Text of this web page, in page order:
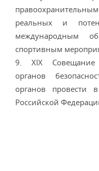
реальных и
международным
спортивным
9. XIX Совещание
органов
органов провести
Российской